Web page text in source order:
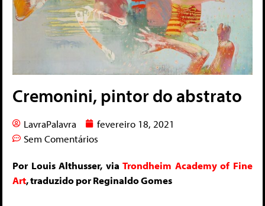
Cremonini, pintor do abstrato
LavraPalavra
fevereiro 18, 2021
Sem Comentários
Por Louis Althusser, via Trondheim Academy of Fine
Art, traduzido por Reginaldo Gomes